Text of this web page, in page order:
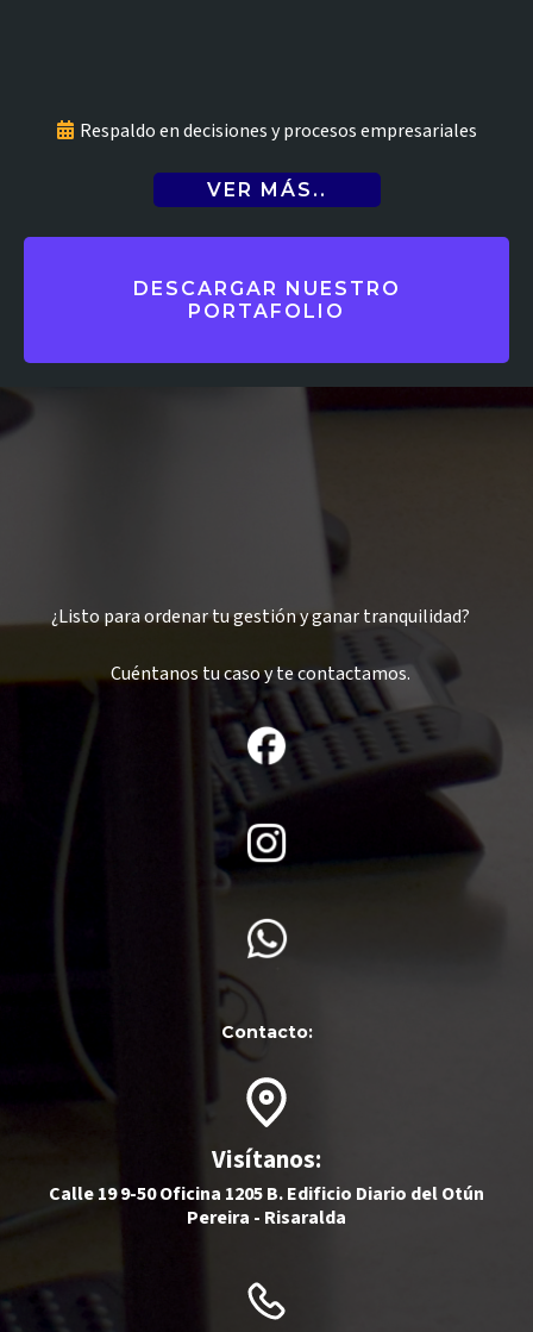
Respaldo en decisiones y procesos empresariales
VER MÁS..
DESCARGAR NUESTRO
PORTAFOLIO
¿Listo para ordenar tu gestión y ganar tranquilidad?
Cuéntanos tu caso y te contactamos.
Contacto:
Visítanos:
Calle 19 9-50 Oficina 1205 B. Edificio Diario del Otún
Pereira - Risaralda